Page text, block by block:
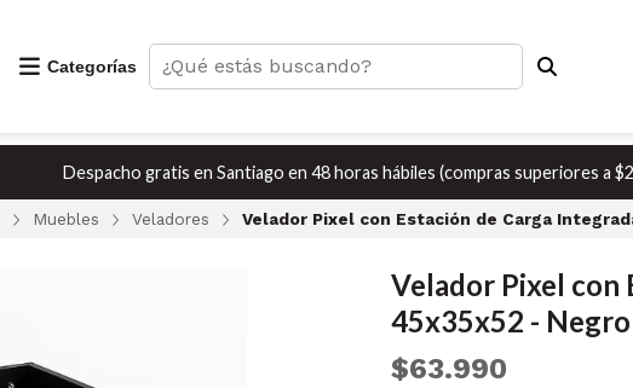
Categorías
Despacho gratis en Santiago en 48 horas hábiles (compras superiores a
Muebles Veladores Velador Pixel con Estación de Carga
Velador Pixel con
45x35x52 - Negro
$63.990